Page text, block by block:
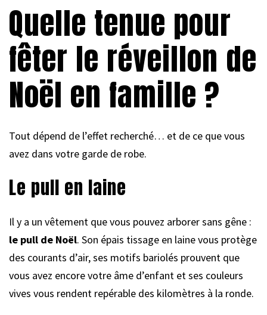
Quelle tenue pour
fêter le réveillon de
Noël en famille ?
Tout dépend de l’effet recherché… et de ce que vous
avez dans votre garde de robe.
Le pull en laine
Il y a un vêtement que vous pouvez arborer sans gêne :
le pull de Noël. Son épais tissage en laine vous protège
des courants d’air, ses motifs bariolés prouvent que
vous avez encore votre âme d’enfant et ses couleurs
vives vous rendent repérable des kilomètres à la ronde.